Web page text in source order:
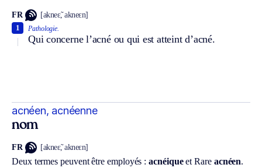
FR [akneɛ̃, akneɛn]
Pathologie.
Qui concerne l’acné ou qui est atteint d’acné.
1
acnéen, acnéenne
nom
FR [akneɛ̃, akneɛn]
Deux termes peuvent être employés :acnéiqueetRare acnéen.